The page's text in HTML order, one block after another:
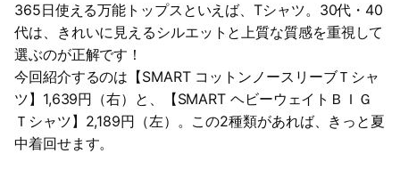
365日使える万能トップスといえば、Tシャツ。30代・40
代は、きれいに見えるシルエットと上質な質感を重視して
選ぶのが正解です！
今回紹介するのは【SMART コットンノースリーブＴシャ
ツ】1,639円（右）と、【SMART ヘビーウェイトＢＩＧ
Ｔシャツ】2,189円（左）。この2種類があれば、きっと夏
中着回せます。